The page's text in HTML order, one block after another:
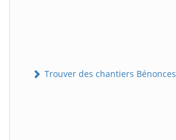
Trouver des chantiers Bénonces